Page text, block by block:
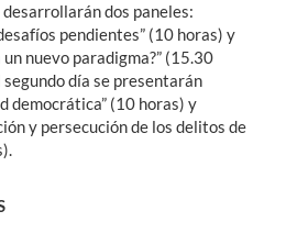
dos paneles:
pendientes” (10 horas) y
nuevo paradigma?” (15.30
día se presentarán
democrática” (10 horas) y
y persecución de los delitos de